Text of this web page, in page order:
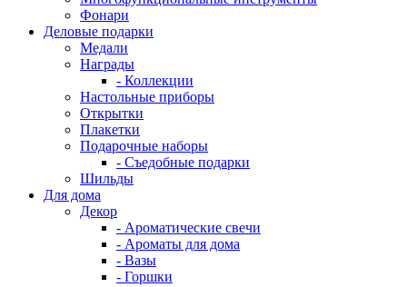
Фонари
Деловые подарки
Медали
Награды
- Коллекции
Настольные приборы
Открытки
Плакетки
Подарочные наборы
- Съедобные подарки
Шильды
Для дома
Декор
- Ароматические свечи
- Ароматы для дома
- Вазы
- Горшки